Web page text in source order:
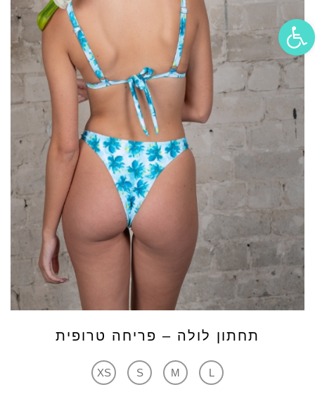
תחתון לולה – פריחה טרופית
L
M
S
XS
פתח סרגל נגישות